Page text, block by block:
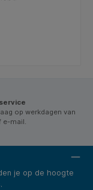
op werkdagen van
e-mail.
je op de hoogte